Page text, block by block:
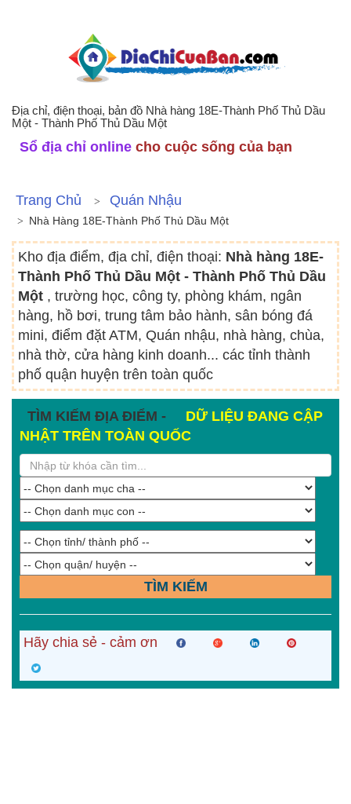
Địa chỉ, điện thoại, bản đồ Nhà hàng 18E-Thành Phố Thủ Dầu
Một - Thành Phố Thủ Dầu Một
Sổ địa chỉ online cho cuộc sống của bạn
Trang Chủ Quán Nhậu
Nhà Hàng 18E-Thành Phố Thủ Dầu Một
Kho địa điểm, địa chỉ, điện thoại: Nhà hàng 18E-
Thành Phố Thủ Dầu Một - Thành Phố Thủ Dầu
Một , trường học, công ty, phòng khám, ngân
hàng, hồ bơi, trung tâm bảo hành, sân bóng đá
mini, điểm đặt ATM, Quán nhậu, nhà hàng, chùa,
nhà thờ, cửa hàng kinh doanh... các tỉnh thành
phố quận huyện trên toàn quốc
TÌM KIẾM ĐỊA ĐIỂM -
DỮ LIỆU ĐANG CẬP
NHẬT TRÊN TOÀN QUỐC
TÌM KIẾM
Hãy chia sẻ - cảm ơn